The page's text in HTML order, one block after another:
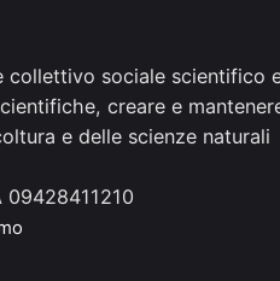
collettivo sociale scientifico
creare e
e delle scienze naturali